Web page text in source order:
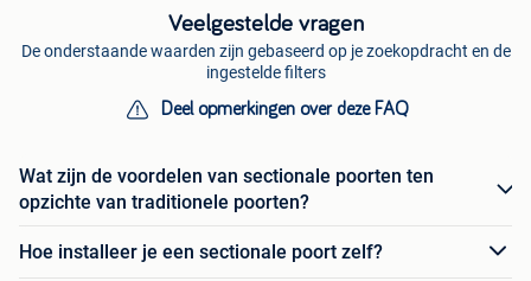
Veelgestelde vragen
De onderstaande waarden zijn gebaseerd op je zoekopdracht en de
ingestelde filters
Deel opmerkingen over deze FAQ
Wat zijn de voordelen van sectionale poorten ten
opzichte van traditionele poorten?
Hoe installeer je een sectionale poort zelf?